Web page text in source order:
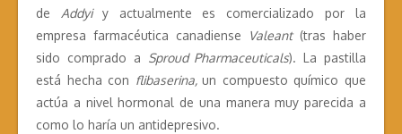
de Addyi
y actualmente es comercializado por la
empresa farmacéutica canadiense
Valeant(tras haber
sido comprado a Sproud Pharmaceuticals). La pastilla
está hecha con flibaserina,un compuesto químico que
actúa a nivel hormonal de una manera muy parecida a
como lo haría un antidepresivo.